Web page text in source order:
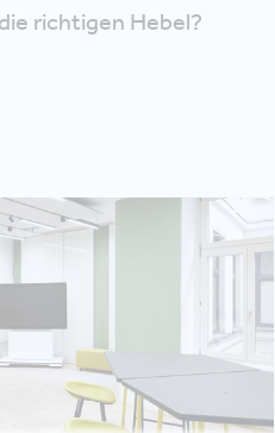
richtigen Hebel?